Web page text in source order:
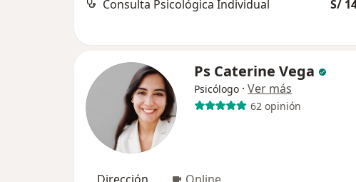
Consulta Psicológica Individual S/
Ps Caterine Vega
Psicólogo · Ver más
62 opinión